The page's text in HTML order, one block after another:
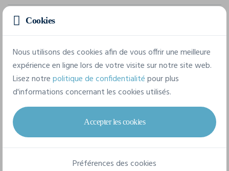
Grammage
180 g/m²
Composition
50% Cotton - Recycled Open End, 50% Cotton - Organic
Raw Open End
8 tailles disponibles
Cookies
Nous utilisons des cookies afin de vous offrir une meilleure
expérience en ligne lors de votre visite sur notre site web.
Lisez notrepolitique de confidentialitépour plus
d'informations concernant les cookies utilisés.
Accepter les cookies
Préférences des cookies